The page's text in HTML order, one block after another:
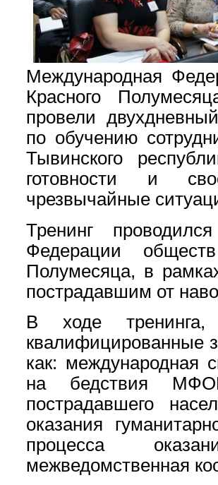
Международная
Красного
провели
по обучению
Тывинского
готовности и
чрезвычайные
Тренинг
Федерации
Полумесяца, в
пострадавшим от
В ходе тренинга,
квалифицированные
как: международная
на бедствия
пострадавшего
оказания
процесса
межведомственная